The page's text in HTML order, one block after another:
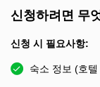
신청하려면 무
신청 시 필요사항:
숙소 정보 (호